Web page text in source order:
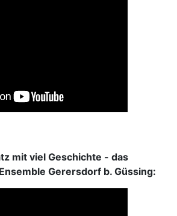
mit viel Geschichte - das
Gerersdorf b. Güssing: